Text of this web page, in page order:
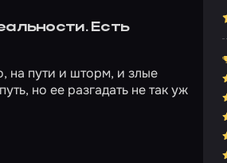
Есть
на пути и шторм, и злые
но ее разгадать не так уж